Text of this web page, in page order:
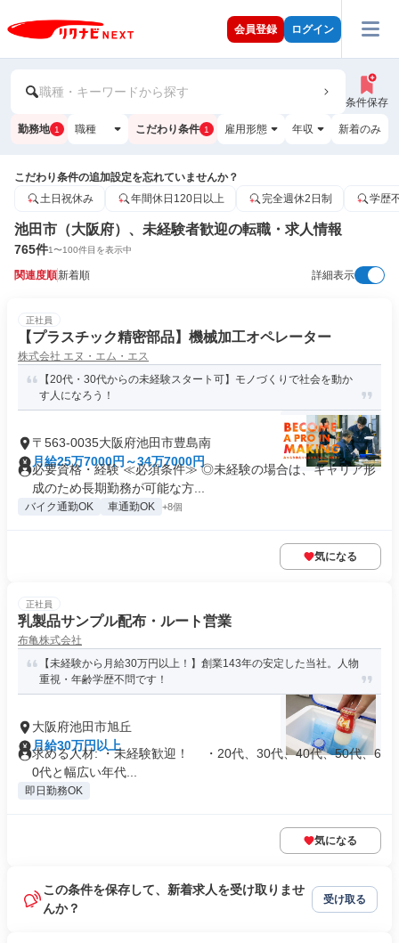
会員登録 ログイン
職種・キーワードから探す
条件保存
勤務地 1 職種 こだわり条件 1 雇用形態 年収 新着のみ
こだわり条件の追加設定を忘れていませんか？
土日祝休み
年間休日120日以上 完全週休2日制 学歴
池田市（大阪府）、未経験者歓迎の転職・求人情報
765件1〜100件目を表示中
関連度順新着順 詳細表示
正社員
【プラスチック精密部品】機械加工オペレーター
株式会社 エヌ・エム・エス
【20代・30代からの未経験スタート可】モノづくりで社会を動か
す人になろう！
〒563-0035大阪府池田市豊島南
月給25万7000円～34万7000円
必要資格・経験 ≪必須条件≫ ◎未経験の場合は、キャリア形
成のため長期勤務が可能な方...
バイク通勤OK 車通勤OK +8個
気になる
正社員
乳製品サンプル配布・ルート営業
布亀株式会社
【未経験から月給30万円以上！】創業143年の安定した当社。人物
重視・年齢学歴不問です！
大阪府池田市旭丘
月給30万円以上
求める人材: ・未経験歓迎！ ・20代、30代、40代、50代、6
0代と幅広い年代...
即日勤務OK
気になる
この条件を保存して、新着求人を受け取りませ
んか？
受け取る